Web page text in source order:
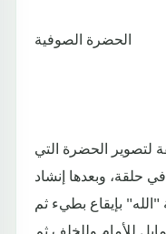
الحضرة الصوفية
لتصوير الحضرة التي
حلقة، وبعدها إنشاد
"الله" بإيقاع بطيء ثم
للأمام وللخلف ثم